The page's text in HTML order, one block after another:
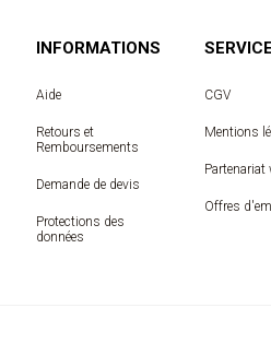
INFORMATIONS
Aide
Retours et
Remboursements
Demande de devis
Protections des
données
SERVICE
CGV
Mentions
Partenariat
Offres